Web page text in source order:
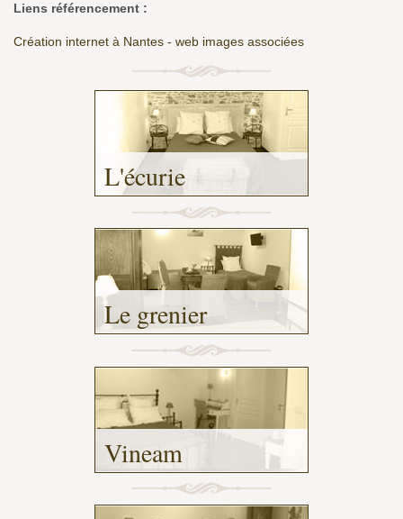
Liens référencement :
Création internet à Nantes - web images associées
L'écurie
Le grenier
Vineam